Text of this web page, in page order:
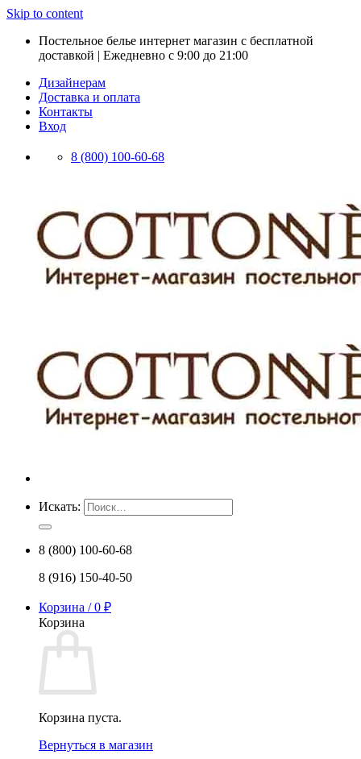
Skip to content
Постельное белье интернет магазин с бесплатной
доставкой | Ежедневно с 9:00 до 21:00
Дизайнерам
Доставка и оплата
Контакты
Вход
8 (800) 100-60-68
Искать:
8 (800) 100-60-68
8 (916) 150-40-50
Корзина /0 ₽
Корзина
Корзина пуста.
Вернуться в магазин